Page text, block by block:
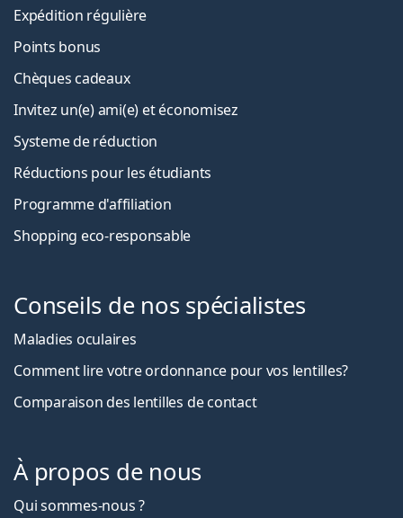
Expédition régulière
Points bonus
Chèques cadeaux
Invitez un(e) ami(e) et économisez
Systeme de réduction
Réductions pour les étudiants
Programme d'affiliation
Shopping eco-responsable
Conseils de nos spécialistes
Maladies oculaires
Comment lire votre ordonnance pour vos lentilles?
Comparaison des lentilles de contact
À propos de nous
Qui sommes-nous ?